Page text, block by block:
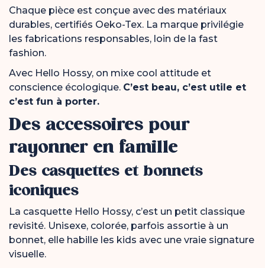
Chaque pièce est conçue avec des matériaux
durables, certifiés Oeko-Tex. La marque privilégie
les fabrications responsables, loin de la fast
fashion.
Avec Hello Hossy, on mixe cool attitude et
conscience écologique. C’est beau, c’est utile et
c’est fun à porter.
Des accessoires pour
rayonner en famille
Des casquettes et bonnets
iconiques
La casquette Hello Hossy, c’est un petit classique
revisité. Unisexe, colorée, parfois assortie à un
bonnet, elle habille les kids avec une vraie signature
visuelle.